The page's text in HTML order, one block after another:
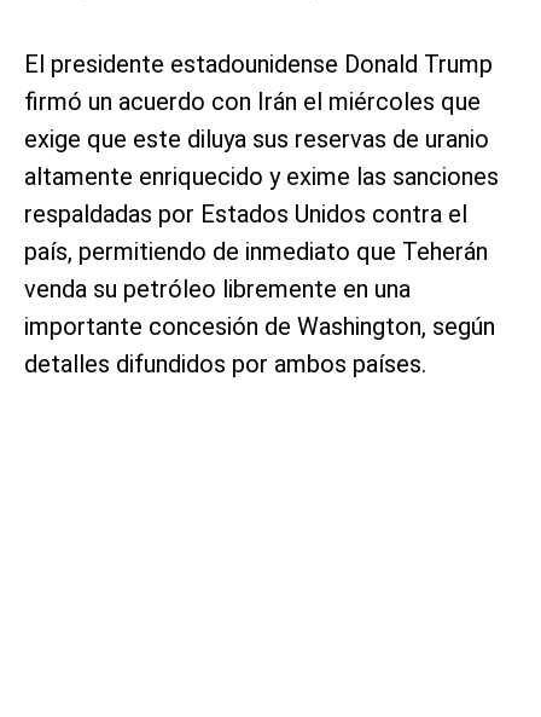
El presidente estadounidense Donald Trump
firmó un acuerdo con Irán el miércoles que
exige que este diluya sus reservas de uranio
altamente enriquecido y exime las sanciones
respaldadas por Estados Unidos contra el
país, permitiendo de inmediato que Teherán
venda su petróleo libremente en una
importante concesión de Washington, según
detalles difundidos por ambos países.